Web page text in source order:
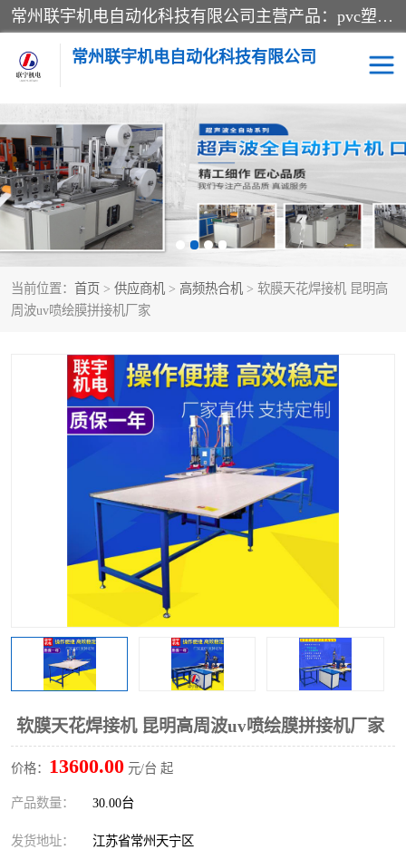
常州联宇机电自动化科技有限公司主营产品：pvc塑料焊机、高频热合机、软膜天花压边机、服装布料凹凸压花机、布料3d压印设备、服装植胶设备、超声波布料花边机、无纺布热合机、全自动压花机。
常州联宇机电自动化科技有限公司
当前位置： 首页 > 供应商机 > 高频热合机 > 软膜天花焊接机 昆明高
周波uv喷绘膜拼接机厂家
软膜天花焊接机 昆明高周波uv喷绘膜拼接机厂家
价格： 13600.00 元/台 起
产品数量： 30.00台
发货地址： 江苏省常州天宁区
压花定型机以及压花模具 超声波热合机
高频热合机 超声波花边机
超声波复合压花机 凹凸压花机压标机
3040凹凸压花机 双头服装凹凸压花机
高频压花压标机 自动超声波打片成型机
泡壳包装封口机 海绵产品成型机